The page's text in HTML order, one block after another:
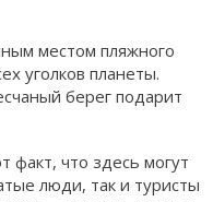
местом пляжного
уголков планеты.
берег подарит
факт, что здесь могут
люди, так и туристы